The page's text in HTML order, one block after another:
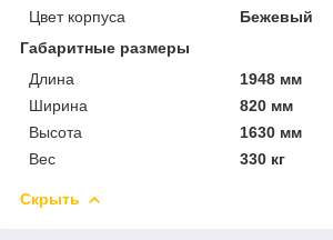
Цвет корпуса
Бежевый
Габаритные размеры
Длина
1948 мм
Ширина
820 мм
Высота
1630 мм
Вес
330 кг
Скрыть